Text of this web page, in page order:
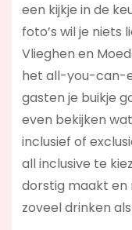
een kijkje in de
foto’s wil je niets
Vlieghen en
het all-you-can-
gasten je buikje
even bekijken
inclusief of
all inclusive te
dorstig maakt en
zoveel drinken